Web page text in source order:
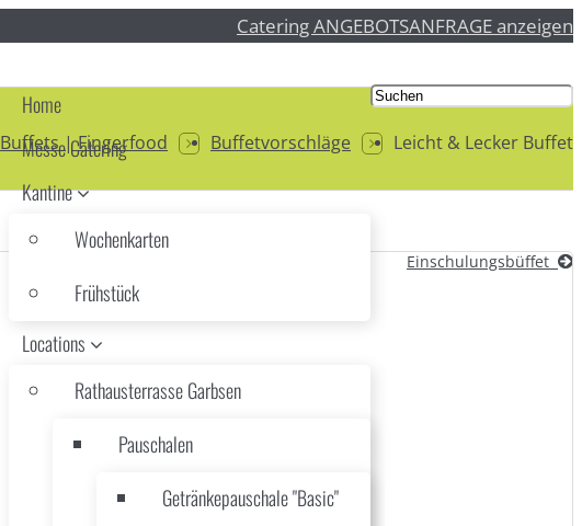
Catering ANGEBOTSANFRAGE anzeigen
Home
Messe Catering
Kantine
Wochenkarten
Frühstück
Locations
Rathausterrasse Garbsen
Pauschalen
Getränkepauschale "Basic"
Buffets | Fingerfood Buffetvorschläge Leicht & Lecker Buffet
Einschulungsbüffet